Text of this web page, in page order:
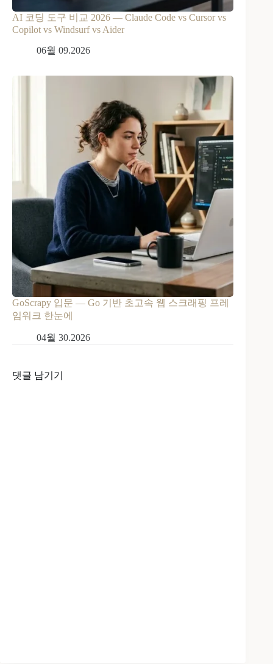
AI 코딩 도구 비교 2026 — Claude Code vs Cursor vs
Copilot vs Windsurf vs Aider
06월 09.2026
GoScrapy 입문 — Go 기반 초고속 웹 스크래핑 프레
임워크 한눈에
04월 30.2026
댓글 남기기